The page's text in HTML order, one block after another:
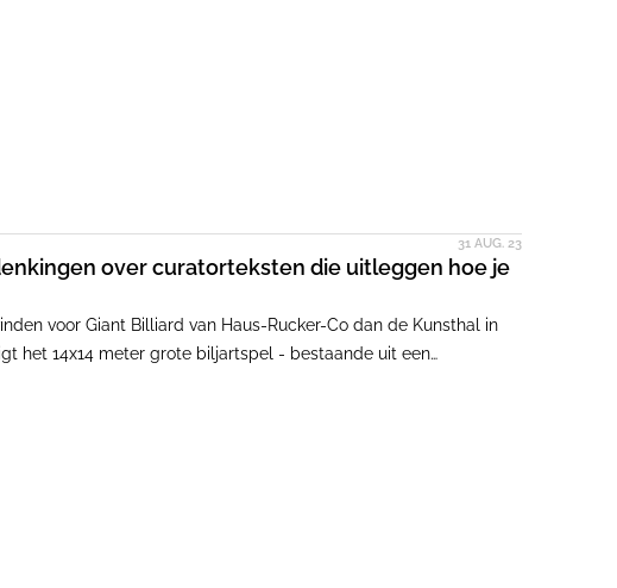
31 AUG. 23
over curatorteksten die uitleggen hoe je
voor Giant Billiard van Haus-Rucker-Co dan de Kunsthal in
het 14x14 meter grote biljartspel - bestaande uit een